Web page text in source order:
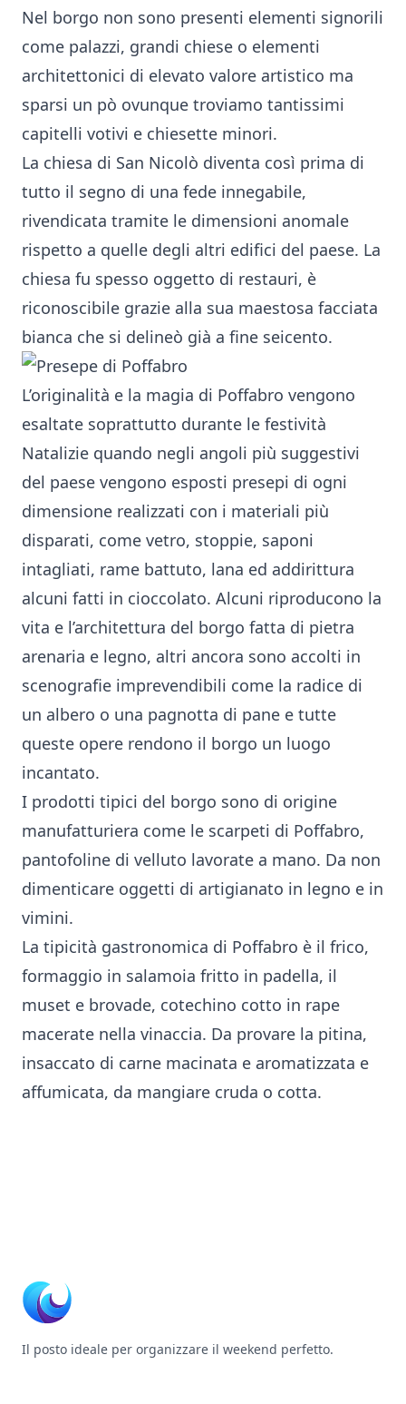
Nel borgo non sono presenti elementi signorili
come palazzi, grandi chiese o elementi
architettonici di elevato valore artistico ma
sparsi un pò ovunque troviamo tantissimi
capitelli votivi e chiesette minori.
La chiesa di San Nicolò diventa così prima di
tutto il segno di una fede innegabile,
rivendicata tramite le dimensioni anomale
rispetto a quelle degli altri edifici del paese. La
chiesa fu spesso oggetto di restauri, è
riconoscibile grazie alla sua maestosa facciata
bianca che si delineò già a fine seicento.
L’originalità e la magia di Poffabro vengono
esaltate soprattutto durante le festività
Natalizie quando negli angoli più suggestivi
del paese vengono esposti presepi di ogni
dimensione realizzati con i materiali più
disparati, come vetro, stoppie, saponi
intagliati, rame battuto, lana ed addirittura
alcuni fatti in cioccolato. Alcuni riproducono la
vita e l’architettura del borgo fatta di pietra
arenaria e legno, altri ancora sono accolti in
scenografie imprevendibili come la radice di
un albero o una pagnotta di pane e tutte
queste opere rendono il borgo un luogo
incantato.
I prodotti tipici del borgo sono di origine
manufatturiera come le scarpeti di Poffabro,
pantofoline di velluto lavorate a mano. Da non
dimenticare oggetti di artigianato in legno e in
vimini.
La tipicità gastronomica di Poffabro è il frico,
formaggio in salamoia fritto in padella, il
muset e brovade, cotechino cotto in rape
macerate nella vinaccia. Da provare la pitina,
insaccato di carne macinata e aromatizzata e
affumicata, da mangiare cruda o cotta.
Il posto ideale per organizzare il weekend perfetto.